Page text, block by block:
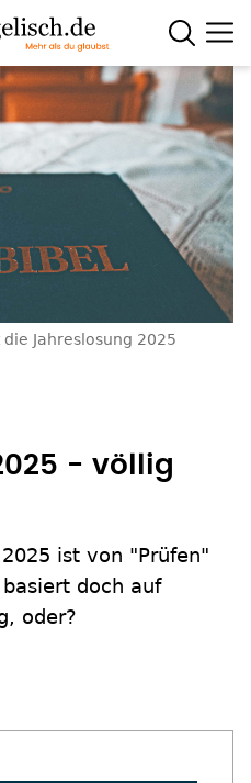
die Jahreslosung 2025
- völlig
ist von "Prüfen"
doch auf
oder?